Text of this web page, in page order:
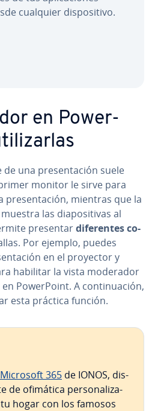
cualquier di­s­po­si­ti­vo.
en Po­we­r­
una pre­se­n­ta­ción suele
monitor le sirve para
pre­se­n­ta­ción, mientras que la
las dia­po­si­ti­vas al
presentardi­fe­re­n­tesco­
Por ejemplo, puedes
en el proyector y
habilitar la vista moderador
Po­we­r­Poi­nt. A co­n­ti­nua­ción,
esta práctica función.
365 de IONOS, di­s­
de ofimática pe­r­so­na­li­za­
hogar con los famosos